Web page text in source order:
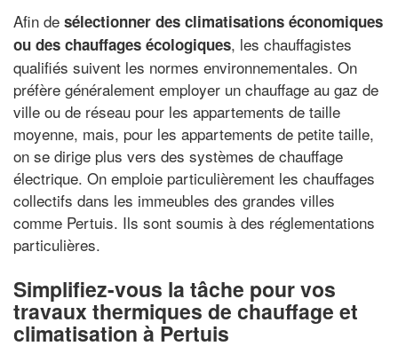
Afin de sélectionner des climatisations économiques
ou des chauffages écologiques, les chauffagistes
qualifiés suivent les normes environnementales. On
préfère généralement employer un chauffage au gaz de
ville ou de réseau pour les appartements de taille
moyenne, mais, pour les appartements de petite taille,
on se dirige plus vers des systèmes de chauffage
électrique. On emploie particulièrement les chauffages
collectifs dans les immeubles des grandes villes
comme Pertuis. Ils sont soumis à des réglementations
particulières.
Simplifiez-vous la tâche pour vos
travaux thermiques de chauffage et
climatisation à Pertuis